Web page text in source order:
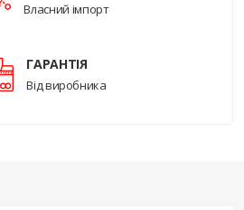
Власний імпорт
ГАРАНТІЯ
Від виробника